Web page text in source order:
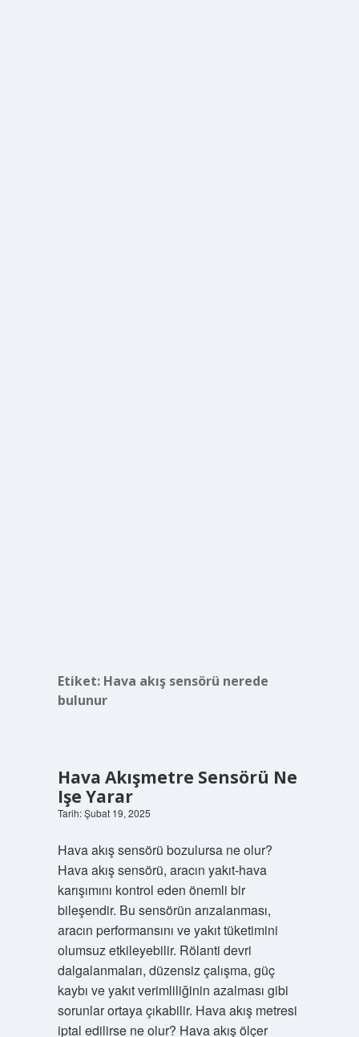
Etiket: Hava akış sensörü nerede
bulunur
Hava Akışmetre Sensörü Ne
Işe Yarar
Tarih: Şubat 19, 2025
Hava akış sensörü bozulursa ne olur?
Hava akış sensörü, aracın yakıt-hava
karışımını kontrol eden önemli bir
bileşendir. Bu sensörün arızalanması,
aracın performansını ve yakıt tüketimini
olumsuz etkileyebilir. Rölanti devri
dalgalanmaları, düzensiz çalışma, güç
kaybı ve yakıt verimliliğinin azalması gibi
sorunlar ortaya çıkabilir. Hava akış metresi
iptal edilirse ne olur? Hava akış ölçer